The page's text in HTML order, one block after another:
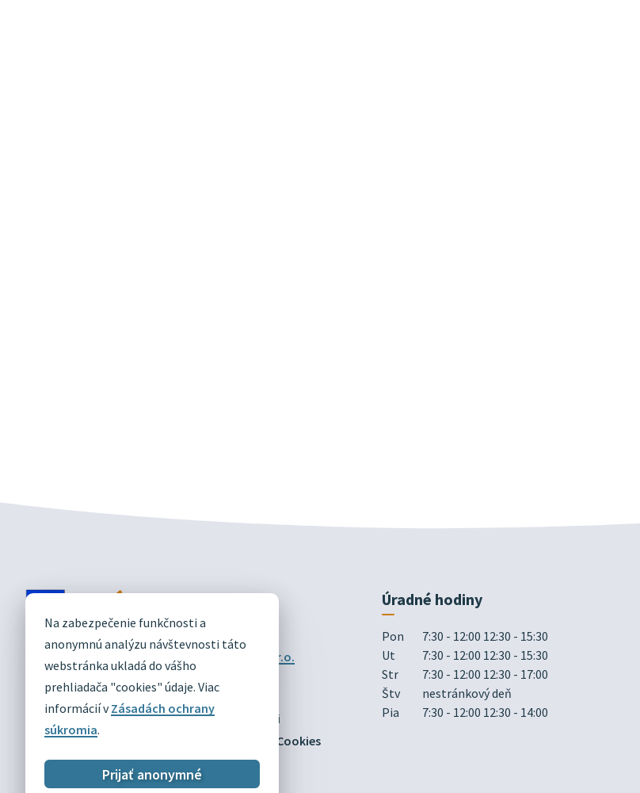
Na zabezpečenie funkčnosti a
anonymnú analýzu návštevnosti táto
webstránka ukladá do vášho
prehliadača "cookies" údaje. Viac
informácií vZásadách ochrany
súkromia.
Prijať anonymné
DIVÍN
OFICIÁLNE STRÁNKY
Technický prevádzkovateľ:
Alphabet partner s.r.o.
Správca obsahu:Obec Divín
Posledná aktualizácia:03.08.2026
Mapa
Vyhlásenie o prístupnosti
Zásady ochrany osobných údajov
Nastaviť Cookies
Úradné hodiny
Pon
7:30 - 12:00 12:30 - 15:30
Ut
7:30 - 12:00 12:30 - 15:30
Str
7:30 - 12:00 12:30 - 17:00
Štv
nestránkový deň
Pia
7:30 - 12:00 12:30 - 14:00